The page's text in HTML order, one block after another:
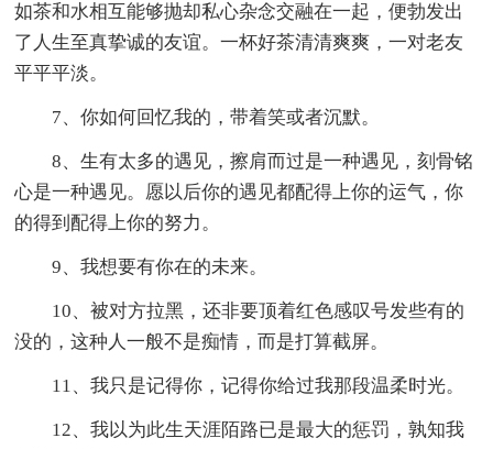
如茶和水相互能够抛却私心杂念交融在一起，便勃发出
了人生至真挚诚的友谊。一杯好茶清清爽爽，一对老友
平平平淡。
7、你如何回忆我的，带着笑或者沉默。
8、生有太多的遇见，擦肩而过是一种遇见，刻骨铭
心是一种遇见。愿以后你的遇见都配得上你的运气，你
的得到配得上你的努力。
9、我想要有你在的未来。
10、被对方拉黑，还非要顶着红色感叹号发些有的
没的，这种人一般不是痴情，而是打算截屏。
11、我只是记得你，记得你给过我那段温柔时光。
12、我以为此生天涯陌路已是最大的惩罚，孰知我